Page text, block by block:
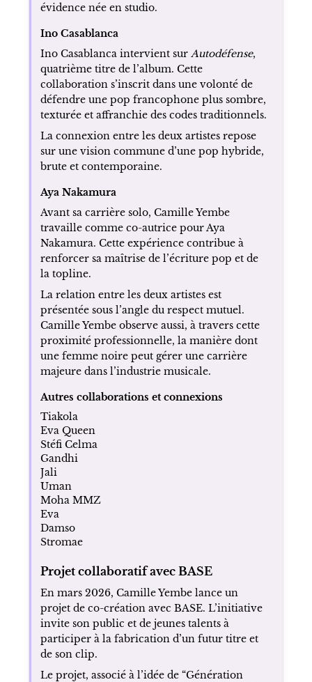
évidence née en studio.
Ino Casablanca
Ino Casablanca intervient sur Autodéfense,
quatrième titre de l’album. Cette
collaboration s’inscrit dans une volonté de
défendre une pop francophone plus sombre,
texturée et affranchie des codes traditionnels.
La connexion entre les deux artistes repose
sur une vision commune d’une pop hybride,
brute et contemporaine.
Aya Nakamura
Avant sa carrière solo, Camille Yembe
travaille comme co-autrice pour Aya
Nakamura. Cette expérience contribue à
renforcer sa maîtrise de l’écriture pop et de
la topline.
La relation entre les deux artistes est
présentée sous l’angle du respect mutuel.
Camille Yembe observe aussi, à travers cette
proximité professionnelle, la manière dont
une femme noire peut gérer une carrière
majeure dans l’industrie musicale.
Autres collaborations et connexions
Tiakola
Eva Queen
Stéfi Celma
Gandhi
Jali
Uman
Moha MMZ
Eva
Damso
Stromae
Projet collaboratif avec BASE
En mars 2026, Camille Yembe lance un
projet de co-création avec BASE. L’initiative
invite son public et de jeunes talents à
participer à la fabrication d’un futur titre et
de son clip.
Le projet, associé à l’idée de “Génération